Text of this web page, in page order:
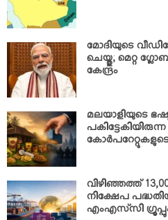
മോദിയുടെ
ചെയ്തു; മെറ്റ
കേന്ദ്രം
മലയാളിയുടെ
വിഴിഞ്ഞത്ത്
നിക്ഷേപ
എംഎസ്‌സി